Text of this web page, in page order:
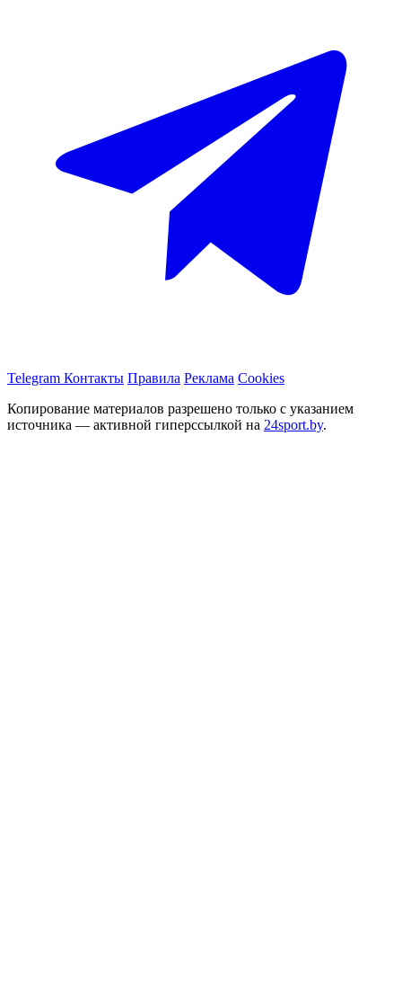
Telegram Контакты Правила Реклама Cookies
Копирование материалов разрешено только с указанием
источника — активной гиперссылкой на 24sport.by.